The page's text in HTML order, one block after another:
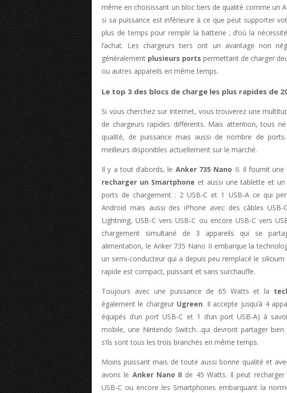
même en choisissant un bloc tiers de qualité comme un
si sa puissance est inférieure à ce que peut supporter
plus de temps pour remplir la batterie ; d’où la
l’achat. Les chargeurs tiers ont un avantage non
généralement plusieurs ports permettant de charger
ou autres appareils en même temps.
Le top 3 des blocs de charge les plus rapides de
Si vous cherchez sur Internet, vous trouverez une
de chargeurs rapides différents. Mais attention, tous
qualité, de puissance mais aussi de nombre de
meilleurs disponibles actuellement sur le marché.
Il y a tout d’abords, le Anker 735 Nano II. Il fournit une
recharger un Smartphone et aussi une tablette et un
ports de chargement : 2 USB-C et 1 USB-A ce qui
Android mais aussi des iPhone avec des câbles USB-
Lightning, USB-C vers USB-C ou encore USB-C vers
chargement simultané de 3 appareils qui se
alimentation, le Anker 735 Nano II embarque la
un semi-conducteur qui a depuis peu remplacé le
rapide est compact, puissant et sans surchauffe.
Toujours avec une puissance de 65 Watts et la
également le chargeur Ugreen. Il accepte jusqu’à 4
équipés d’un port USB-C et 1 d’un port USB-A) à
mobile, une Nintendo Switch…qui devront partager
s’ils sont tous les trois branchés en même temps.
Moins puissant mais de toute aussi bonne qualité et
avons le Anker Nano II de 45 Watts. Il peut
USB-C ou encore les Smartphones embarquant la